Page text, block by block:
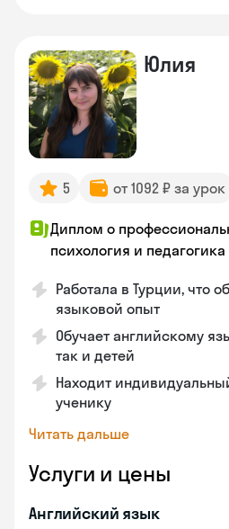
Юлия
5 от 1092 ₽ за урок
Диплом о
психология и педагогика
Работала в Турции, что
языковой опыт
Обучает английскому
так и детей
Находит
ученику
Читать дальше
Услуги и цены
Английский язык